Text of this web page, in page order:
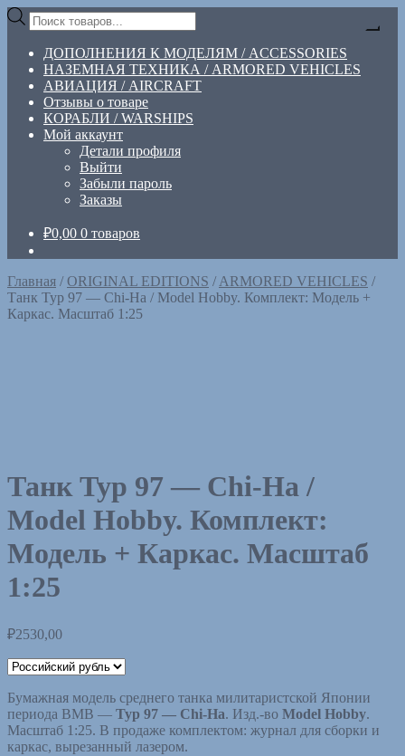
Перейти
навигации
Перейти
содержимому
Поиск
товаров
ДОПОЛНЕНИЯ К МОДЕЛЯМ / ACCESSORIES
НАЗЕМНАЯ ТЕХНИКА / ARMORED VEHICLES
АВИАЦИЯ / AIRCRAFT
Отзывы о товаре
КОРАБЛИ / WARSHIPS
Мой аккаунт
Детали профиля
Выйти
Забыли пароль
Заказы
₽0,00 0 товаров
Главная /ORIGINAL EDITIONS /ARMORED VEHICLES /
Танк Typ 97 — Chi-Ha / Model Hobby. Комплект: Модель +
Каркас. Масштаб 1:25
Танк Typ 97 — Chi-Ha /
Model Hobby. Комплект:
Модель + Каркас. Масштаб
1:25
₽2530,00
Бумажная модель среднего танка милитаристской Японии
периода ВМВ — Typ 97 — Chi-Ha. Изд.-во Model Hobby.
Масштаб 1:25. В продаже комплектом: журнал для сборки и
каркас, вырезанный лазером.